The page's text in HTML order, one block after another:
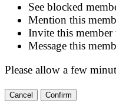
See blocked
Mention this
Invite this member
Message this
Please allow a few
Confirm